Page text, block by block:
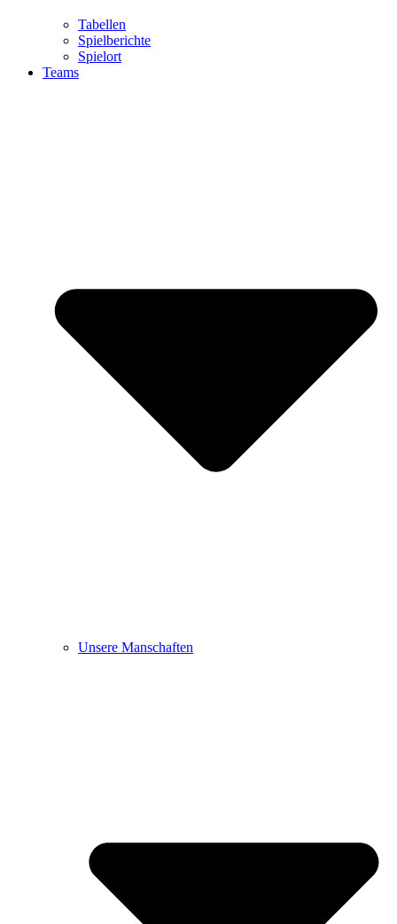
Tabellen
Spielberichte
Spielort
Teams
Unsere Manschaften